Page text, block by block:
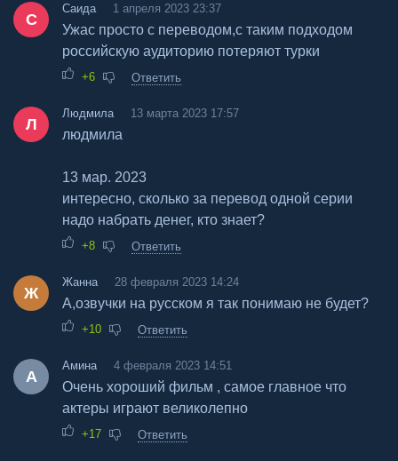
С
Саида 1 апреля 2023 23:37
Ужас просто с переводом,с таким подходом
российскую аудиторию потеряют турки
+6 Ответить
Л
Людмила 13 марта 2023 17:57
людмила
13 мар. 2023
интересно, сколько за перевод одной серии
надо набрать денег, кто знает?
+8 Ответить
Ж
Жанна 28 февраля 2023 14:24
А,озвучки на русском я так понимаю не будет?
+10 Ответить
А
Амина 4 февраля 2023 14:51
Очень хороший фильм , самое главное что
актеры играют великолепно
+17 Ответить